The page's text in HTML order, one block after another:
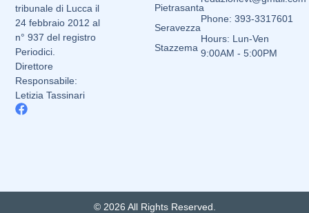
tribunale di Lucca il
24 febbraio 2012 al
n° 937 del registro
Periodici.
Direttore
Responsabile:
Letizia Tassinari
Pietrasanta
Seravezza
Stazzema
Phone: 393-3317601
Hours: Lun-Ven
9:00AM - 5:00PM
© 2026 All Rights Reserved.